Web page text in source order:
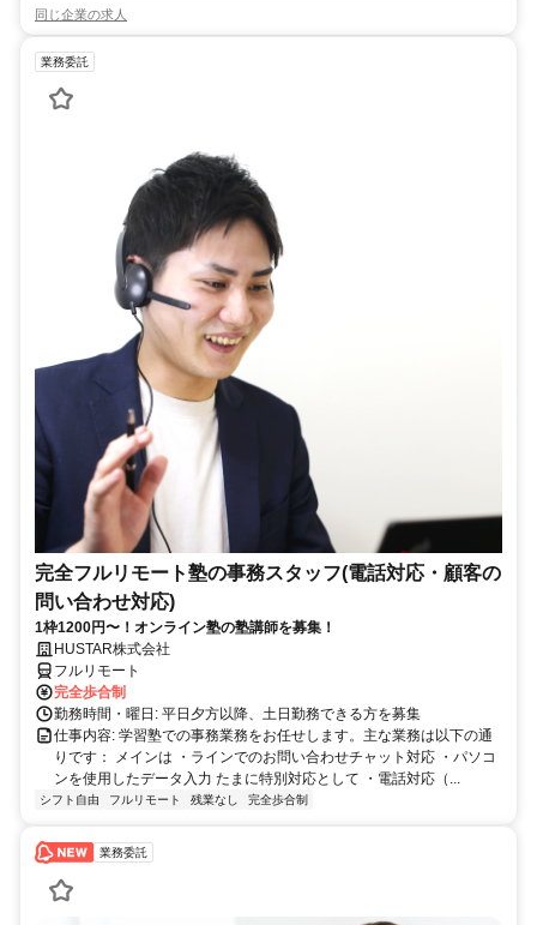
同じ企業の求人
業務委託
完全フルリモート塾の事務スタッフ(電話対応・顧客の
問い合わせ対応)
1枠1200円〜！オンライン塾の塾講師を募集！
HUSTAR株式会社
フルリモート
完全歩合制
勤務時間・曜日: 平日夕方以降、土日勤務できる方を募集
仕事内容: 学習塾での事務業務をお任せします。主な業務は以下の通
りです： メインは ・ラインでのお問い合わせチャット対応 ・パソコ
ンを使用したデータ入力 たまに特別対応として ・電話対応（...
シフト自由 フルリモート 残業なし 完全歩合制
業務委託